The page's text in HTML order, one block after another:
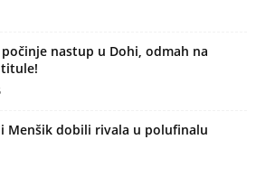
nastup u Dohi, odmah na
Menšik dobili rivala u polufinalu